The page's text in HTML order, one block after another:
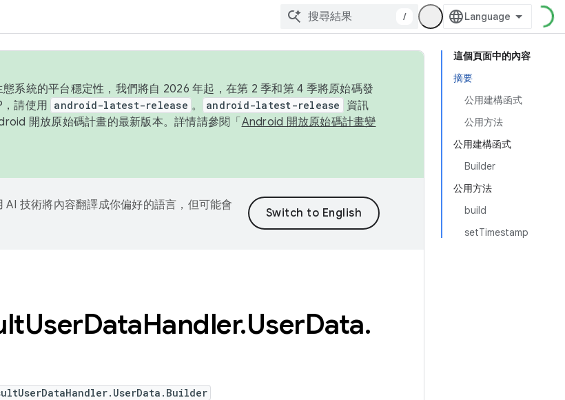
/
這個頁面中的內容
摘要
公用建構函式
公用方法
公用建構函式
Builder
公用方法
build
setTimestamp
系統的平台穩定性，我們將自 2026 年起，在第 2 季和第 4 季將原始碼發
請使用 android-latest-release 。 android-latest-release
資訊
開放原始碼計畫的最新版本。詳情請參閱「 Android 開放原始碼計畫變
AI 技術將內容翻譯成你偏好的語言，但可能會
UserDataHandler.UserData.